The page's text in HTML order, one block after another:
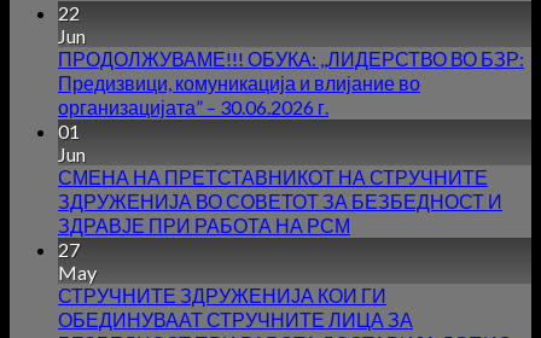
22
Jun
ПРОДОЛЖУВАМЕ!!! ОБУКА: ,,ЛИДЕРСТВО ВО БЗР:
Предизвици, комуникација и влијание во
организацијата” – 30.06.2026 г.
01
Jun
СМЕНА НА ПРЕТСТАВНИКОТ НА СТРУЧНИТЕ
ЗДРУЖЕНИЈА ВО СОВЕТОТ ЗА БЕЗБЕДНОСТ И
ЗДРАВЈЕ ПРИ РАБОТА НА РСМ
27
May
СТРУЧНИТЕ ЗДРУЖЕНИЈА КОИ ГИ
ОБЕДИНУВААТ СТРУЧНИТЕ ЛИЦА ЗА